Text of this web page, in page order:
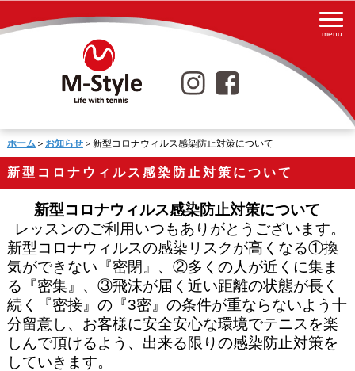
ホーム＞ お知らせ＞新型コロナウィルス感染防止対策について
新型コロナウィルス感染防止対策について
新型コロナウィルス感染防止対策について
レッスンのご利用いつもありがとうございます。
新型コロナウィルスの感染リスクが高くなる①換
気ができない『密閉』、②多くの人が近くに集ま
る『密集』、③飛沫が届く近い距離の状態が長く
続く『密接』の『3密』の条件が重ならないよう十
分留意し、お客様に安全安心な環境でテニスを楽
しんで頂けるよう、出来る限りの感染防止対策を
していきます。